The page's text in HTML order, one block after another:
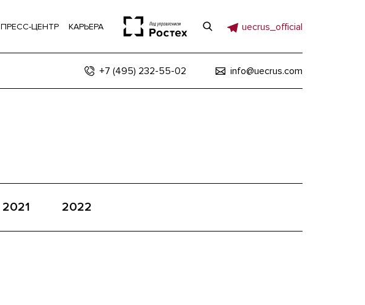
ПРЕСС-ЦЕНТР КАРЬЕРА uecrus_official
+7 (495) 232-55-02 info@uecrus.com
2021 2022